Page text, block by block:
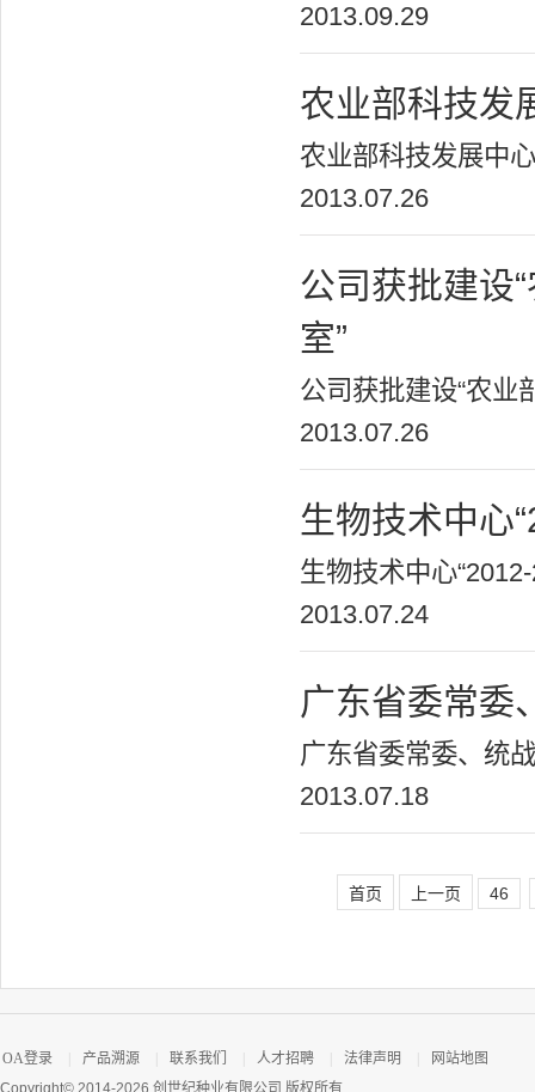
2013.09.29
农业部科技发
农业部科技发展中
2013.07.26
公司获批建设
室”
公司获批建设“农业
2013.07.26
生物技术中心
生物技术中心
2013.07.24
广东省委常委
广东省委常委、统
2013.07.18
首页 上一页 46
OA登录 产品溯源 联系我们 人才招聘 法律声明
网站地图
Copyright© 2014-2026 创世纪种业有限公司 版权所有